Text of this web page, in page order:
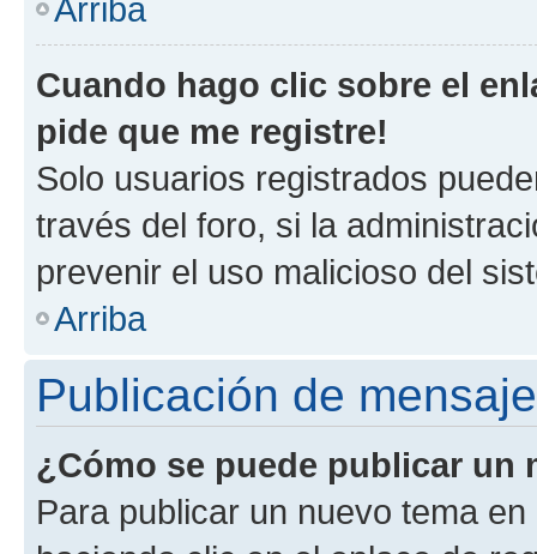
Arriba
Cuando hago clic sobre el
pide que me registre!
Solo usuarios registrados
través del foro, si la
prevenir el uso malicioso del
Arriba
Publicación de
¿Cómo se puede publicar un
Para publicar un nuevo tema